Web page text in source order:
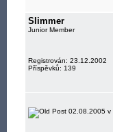
Slimmer
Junior Member
Registrován: 23.12.2002
Příspěvků: 139
02.08.2005 v